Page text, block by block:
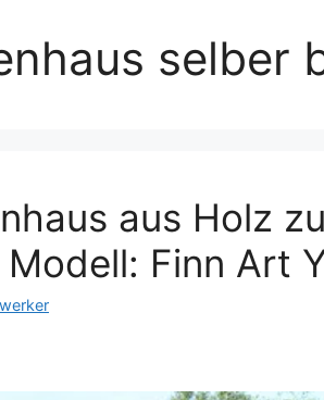
selber
aus Holz
Modell: Finn Art